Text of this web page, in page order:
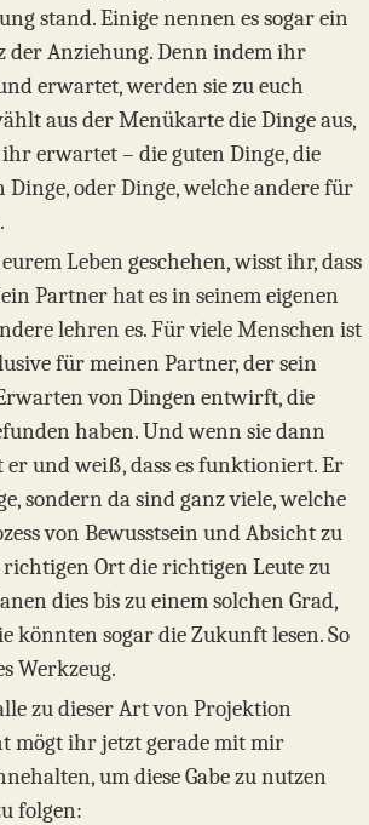
stand. Einige nennen es sogar ein
der Anziehung. Denn indem ihr
erwartet, werden sie zu euch
aus der Menükarte die Dinge aus,
erwartet – die guten Dinge, die
oder Dinge, welche andere für
Leben geschehen, wisst ihr, dass
Partner hat es in seinem eigenen
lehren es. Für viele Menschen ist
für meinen Partner, der sein
von Dingen entwirft, die
haben. Und wenn sie dann
er und weiß, dass es funktioniert. Er
sondern da sind ganz viele, welche
von Bewusstsein und Absicht zu
richtigen Ort die richtigen Leute zu
dies bis zu einem solchen Grad,
könnten sogar die Zukunft lesen. So
Werkzeug.
zu dieser Art von Projektion
mögt ihr jetzt gerade mit mir
um diese Gabe zu nutzen
folgen: